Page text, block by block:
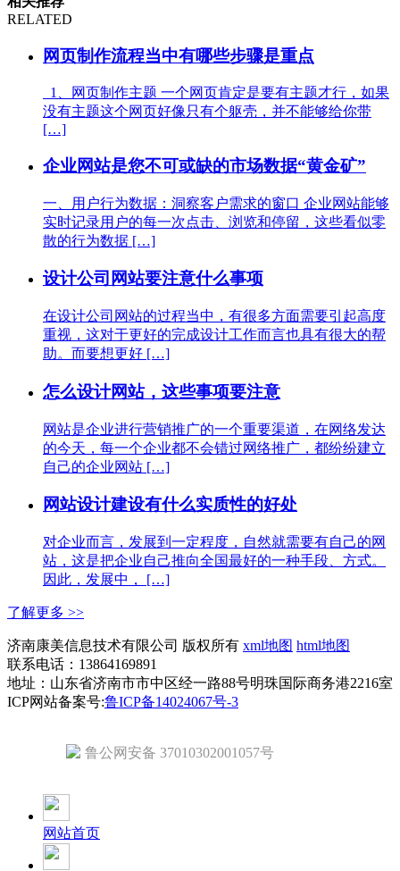
RELATED
网页制作流程当中有哪些步骤是重点
1、网页制作主题 一个网页肯定是要有主题才行，如果
没有主题这个网页好像只有个躯壳，并不能够给你带
[…]
企业网站是您不可或缺的市场数据“黄金矿”
一、用户行为数据：洞察客户需求的窗口 企业网站能够
实时记录用户的每一次点击、浏览和停留，这些看似零
散的行为数据 […]
设计公司网站要注意什么事项
在设计公司网站的过程当中，有很多方面需要引起高度
重视，这对于更好的完成设计工作而言也具有很大的帮
助。而要想更好 […]
怎么设计网站，这些事项要注意
网站是企业进行营销推广的一个重要渠道，在网络发达
的今天，每一个企业都不会错过网络推广，都纷纷建立
自己的企业网站 […]
网站设计建设有什么实质性的好处
对企业而言，发展到一定程度，自然就需要有自己的网
站，这是把企业自己推向全国最好的一种手段、方式。
因此，发展中， […]
了解更多 >>
济南康美信息技术有限公司 版权所有 xml地图 html地图
联系电话：13864169891
地址：山东省济南市市中区经一路88号明珠国际商务港2216室
ICP网站备案号:鲁ICP备14024067号-3
鲁公网安备 37010302001057号
网站首页